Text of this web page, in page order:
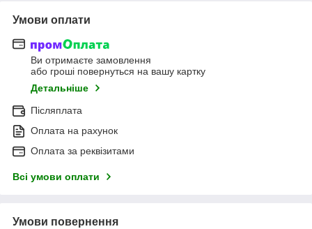
Умови оплати
Ви отримаєте замовлення
або гроші повернуться на вашу картку
Детальніше
Післяплата
Оплата на рахунок
Оплата за реквізитами
Всі умови оплати
Умови повернення